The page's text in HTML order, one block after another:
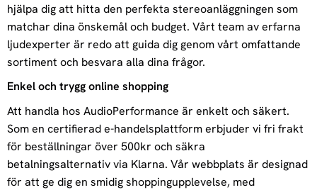
hjälpa dig att hitta den perfekta stereoanläggningen som
matchar dina önskemål och budget. Vårt team av erfarna
ljudexperter är redo att guida dig genom vårt omfattande
sortiment och besvara alla dina frågor.
Enkel och trygg online shopping
Att handla hos AudioPerformance är enkelt och säkert.
Som en certifierad e-handelsplattform erbjuder vi fri frakt
för beställningar över 500kr och säkra
betalningsalternativ via Klarna. Vår webbplats är designad
för att ge dig en smidig shoppingupplevelse, med